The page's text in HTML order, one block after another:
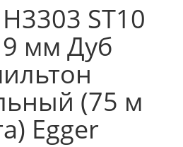
ST10
мм Дуб
(75 м
Egger